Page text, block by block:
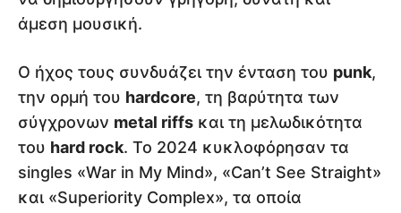
άμεση μουσική.
Ο ήχος τους συνδυάζει την ένταση του punk,
την ορμή του hardcore, τη βαρύτητα των
σύγχρονων metal riffs και τη μελωδικότητα
του hard rock. Το 2024 κυκλοφόρησαν τα
singles «War in My Mind», «Can’t See Straight»
και «Superiority Complex», τα οποία